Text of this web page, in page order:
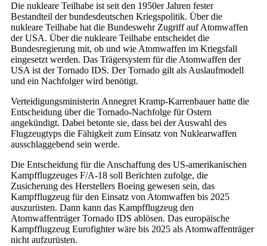
Die nukleare Teilhabe ist seit den 1950er Jahren fester
Bestandteil der bundesdeutschen Kriegspolitik. Über die
nukleare Teilhabe hat die Bundeswehr Zugriff auf Atomwaffen
der USA. Über die nukleare Teilhabe entscheidet die
Bundesregierung mit, ob und wie Atomwaffen im Kriegsfall
eingesetzt werden. Das Trägersystem für die Atomwaffen der
USA ist der Tornado IDS. Der Tornado gilt als Auslaufmodell
und ein Nachfolger wird benötigt.
Verteidigungsministerin Annegret Kramp-Karrenbauer hatte die
Entscheidung über die Tornado-Nachfolge für Ostern
angekündigt. Dabei betonte sie, dass bei der Auswahl des
Flugzeugtyps die Fähigkeit zum Einsatz von Nuklearwaffen
ausschlaggebend sein werde.
Die Entscheidung für die Anschaffung des US-amerikanischen
Kampfflugzeuges F/A-18 soll Berichten zufolge, die
Zusicherung des Herstellers Boeing gewesen sein, das
Kampfflugzeug für den Einsatz von Atomwaffen bis 2025
auszurüsten. Dann kann das Kampfflugzeug den
Atomwaffenträger Tornado IDS ablösen. Das europäische
Kampfflugzeug Eurofighter wäre bis 2025 als Atomwaffenträger
nicht aufzurüsten.